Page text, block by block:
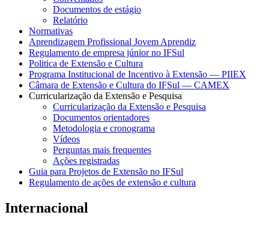
Documentos de estágio
Relatório
Normativas
Aprendizagem Profissional Jovem Aprendiz
Regulamento de empresa júnior no IFSul
Politica de Extensão e Cultura
Programa Institucional de Incentivo à Extensão — PIIEX
Câmara de Extensão e Cultura do IFSul — CAMEX
Curricularização da Extensão e Pesquisa
Curricularização da Extensão e Pesquisa
Documentos orientadores
Metodologia e cronograma
Vídeos
Perguntas mais frequentes
Ações registradas
Guia para Projetos de Extensão no IFSul
Regulamento de ações de extensão e cultura
Internacional